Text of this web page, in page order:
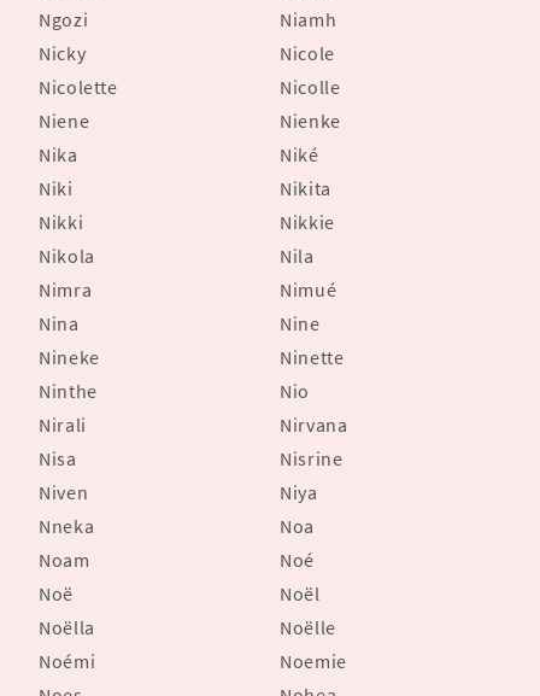
Ngozi
Niamh
Nicky
Nicole
Nicolette
Nicolle
Niene
Nienke
Nika
Niké
Niki
Nikita
Nikki
Nikkie
Nikola
Nila
Nimra
Nimué
Nina
Nine
Nineke
Ninette
Ninthe
Nio
Nirali
Nirvana
Nisa
Nisrine
Niven
Niya
Nneka
Noa
Noam
Noé
Noë
Noël
Noëlla
Noëlle
Noémi
Noemie